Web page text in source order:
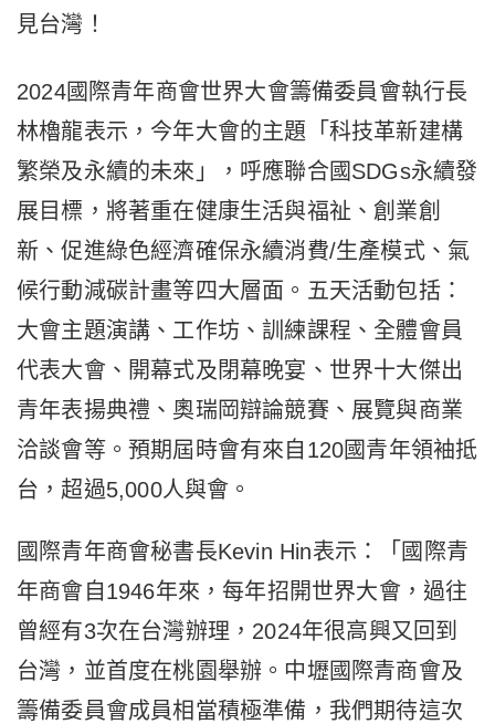
見台灣！
2024國際青年商會世界大會籌備委員會執行長
林櫓龍表示，今年大會的主題「科技革新建構
繁榮及永續的未來」，呼應聯合國SDGs永續發
展目標，將著重在健康生活與福祉、創業創
新、促進綠色經濟確保永續消費/生產模式、氣
候行動減碳計畫等四大層面。五天活動包括：
大會主題演講、工作坊、訓練課程、全體會員
代表大會、開幕式及閉幕晚宴、世界十大傑出
青年表揚典禮、奧瑞岡辯論競賽、展覽與商業
洽談會等。預期屆時會有來自120國青年領袖抵
台，超過5,000人與會。
國際青年商會秘書長Kevin Hin表示：「國際青
年商會自1946年來，每年招開世界大會，過往
曾經有3次在台灣辦理，2024年很高興又回到
台灣，並首度在桃園舉辦。中壢國際青商會及
籌備委員會成員相當積極準備，我們期待這次